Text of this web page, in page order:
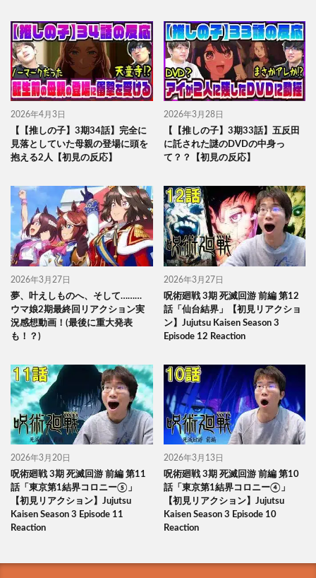
2026年4月3日
【【推しの子】3期34話】完全に
見落としていた母親の登場に頭を
抱える2人【初見の反応】
2026年3月28日
【【推しの子】3期33話】五反田
に託された謎のDVDの中身っ
て？？【初見の反応】
2026年3月27日
夢、叶えしものへ、そして………
ウマ娘2期最終回リアクション実
況感想動画！(最後に重大発表
も！？)
2026年3月27日
呪術廻戦 3期 死滅回游 前編 第12
話「仙台結界」【初見リアクショ
ン】Jujutsu Kaisen Season 3
Episode 12 Reaction
2026年3月20日
呪術廻戦 3期 死滅回游 前編 第11
話「東京第1結界コロニー⑤」
【初見リアクション】Jujutsu
Kaisen Season 3 Episode 11
Reaction
2026年3月13日
呪術廻戦 3期 死滅回游 前編 第10
話「東京第1結界コロニー④」
【初見リアクション】Jujutsu
Kaisen Season 3 Episode 10
Reaction